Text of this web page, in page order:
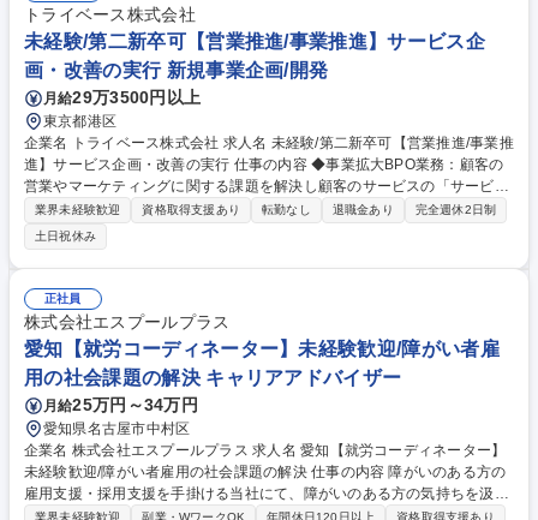
催。一人ひとりに向き合い、障がいの特性や就業時に配慮が必要な点を確
認します。■体験会に参加した方に対就労面談の実施■企業へのご提案（紹
介）面接日程を調整。面接に同席しフォロー。 募集職種 大阪【就労コー
ディネーター】未経験歓迎/障がい者雇用の社会課題の解決
トライベース株式会社
未経験/第二新卒可【営業推進/事業推進】サービス企
画・改善の実行 新規事業企画/開発
月給29万3500円以上
東京都港区
企業名 トライベース株式会社 求人名 未経験/第二新卒可【営業推進/事業推
進】サービス企画・改善の実行 仕事の内容 ◆事業拡大BPO業務：顧客の
営業やマーケティングに関する課題を解決し顧客のサービスの「サービス
拡大、売上拡大」を実現することがミッションとなります。 下記につい
て、実務的な部分からお任せします。 ・営業戦略の立案から実際の営業活
動 ・結果分析、サービス改善提案 ・マーケティング改善提案 ・クライア
ント組織への教育・浸透 ・全体プロジェクトマネジメント※マーケティン
グプロセスにおいて”伴走型の営業支援活動”を担う。 募集職種 未経験/第
二新卒可【営業推進/事業推進】サービス企画・改善の実行
業界未経験歓迎 資格取得支援あり 転勤なし 退職金あり
完全週休2日制
土日祝休み
正社員
株式会社エスプールプラス
愛知【就労コーディネーター】未経験歓迎/障がい者雇
用の社会課題の解決 キャリアアドバイザー
月給25万円～34万円
愛知県名古屋市中村区
企業名 株式会社エスプールプラス 求人名 愛知【就労コーディネーター】
未経験歓迎/障がい者雇用の社会課題の解決 仕事の内容 障がいのある方の
雇用支援・採用支援を手掛ける当社にて、障がいのある方の気持ちを汲
み、就労支援を成功に導いていただきます。就業決定数だけでなく、継続
業界未経験歓迎 副業・WワークOK 年間休日120日以上
資格取得支援あり